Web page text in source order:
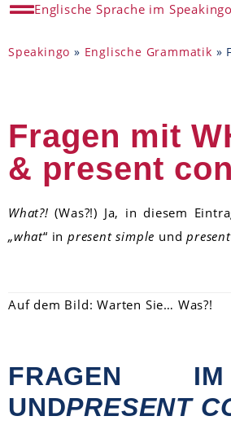
Englische Sprache im
Speakingo » Englische Grammatik »
Fragen mit
& present
What?! (Was?!) Ja, in diesem
„what“ in present simple und
Auf dem Bild: Warten Sie… Was?!
FRAGEN
UNDPRESENT